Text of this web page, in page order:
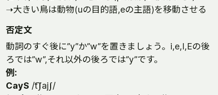
➝大きい鳥は動物(uの目的語,eの主語)を移動させる
否定文
動詞のすぐ後に”y”か”w”を置きましょう。i,e,I,Eの後
ろでは”w”,それ以外の後ろでは”y”です。
例:
CayS /t͡ʃajʃ/